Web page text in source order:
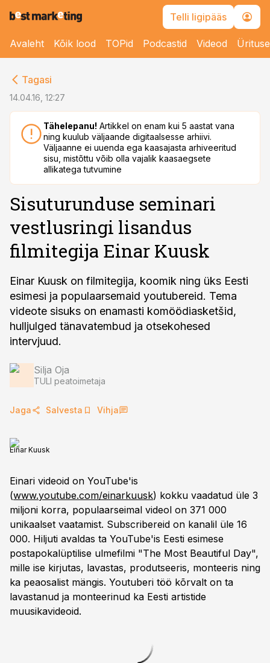
Telli ligipääs
Avaleht Kõik lood TOPid Podcastid Videod
Tagasi
14.04.16, 12:27
Tähelepanu! Artikkel on enam kui 5 aastat vana
ning kuulub väljaande digitaalsesse arhiivi.
Väljaanne ei uuenda ega kaasajasta arhiveeritud
sisu, mistõttu võib olla vajalik kaasaegsete
allikatega tutvumine
Sisuturunduse seminari
vestlusringi lisandus
filmitegija Einar Kuusk
Einar Kuusk on filmitegija, koomik ning üks Eesti
esimesi ja populaarsemaid youtubereid. Tema
videote sisuks on enamasti komöödiasketšid,
hulljulged tänavatembud ja otsekohesed
intervjuud.
Silja Oja
TULI peatoimetaja
Jaga Salvesta Vihja
Einar Kuusk
Einari videoid on YouTube'is
(www.youtube.com/einarkuusk) kokku vaadatud üle 3
miljoni korra, populaarseimal videol on 371 000
unikaalset vaatamist. Subscribereid on kanalil üle 16
000. Hiljuti avaldas ta YouTube'is Eesti esimese
postapokalüptilise ulmefilmi "The Most Beautiful Day",
mille ise kirjutas, lavastas, produtseeris, monteeris ning
ka peaosalist mängis. Youtuberi töö kõrvalt on ta
lavastanud ja monteerinud ka Eesti artistide
muusikavideoid.